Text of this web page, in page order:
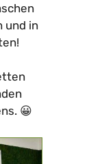
und in
😀